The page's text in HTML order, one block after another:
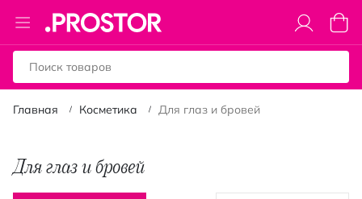
Toggle
Nav
Моя
Главная Косметика Для глаз и бровей
Для глаз и бровей